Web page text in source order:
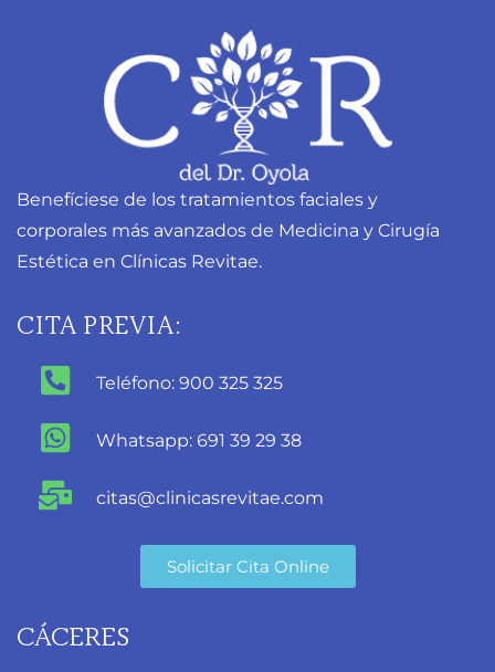
Benefíciese de los tratamientos faciales y
corporales más avanzados de Medicina y Cirugía
Estética en Clínicas Revitae.
CITA PREVIA:
Teléfono: 900 325 325
Whatsapp: 691 39 29 38
citas@clinicasrevitae.com
Solicitar Cita Online
CÁCERES